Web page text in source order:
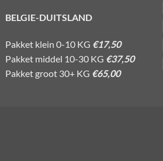
BELGIE-DUITSLAND
Pakket klein 0-10 KG €17,50
Pakket middel 10-30 KG €37,50
Pakket groot 30+ KG €65,00